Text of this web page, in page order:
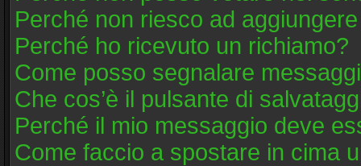
Perché non riesco ad
Perché ho ricevuto un richiamo?
Come posso segnalare
Che cos’è il pulsante di
Perché il mio messaggio deve
Come faccio a spostare in cima